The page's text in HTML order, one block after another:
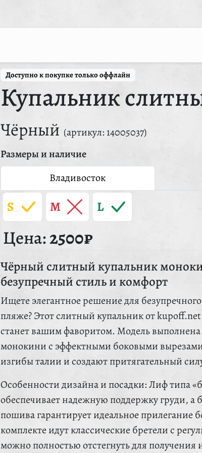
Доступно к покупке только оффлайн
Купальник
Чёрный (артикул: 14005037)
Размеры и наличие
Владивосток
S M L
Цена:2500₽
Чёрный слитный купальник
безупречный стиль и комфорт
Ищете элегантное решение для
пляже? Этот слитный купальник от
станет вашим фаворитом. Модель
монокини с эффектными боковыми
изгибы талии и создают притягательный
Особенности дизайна и посадки: Лиф типа
обеспечивает надежную поддержку груди, а
пошива гарантирует идеальное прилегание
комплекте идут классические бретели с
можно полностью отстегнуть для получения